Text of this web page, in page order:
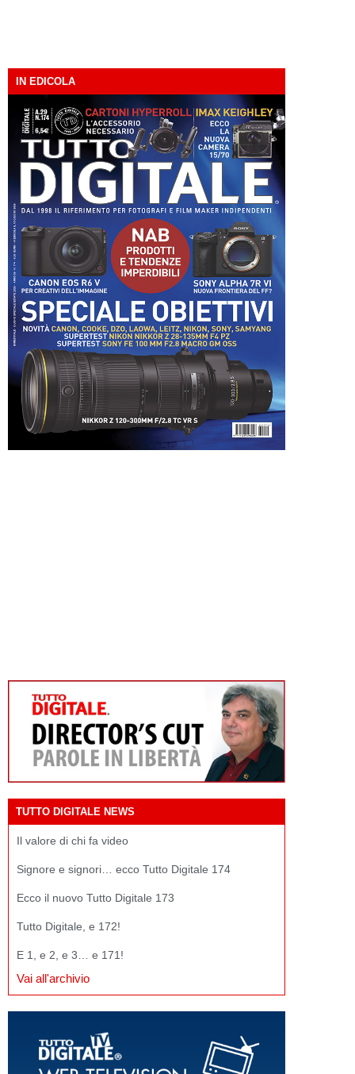
IN EDICOLA
TUTTO DIGITALE NEWS
Il valore di chi fa video
Signore e signori… ecco Tutto Digitale 174
Ecco il nuovo Tutto Digitale 173
Tutto Digitale, e 172!
E 1, e 2, e 3… e 171!
Vai all'archivio